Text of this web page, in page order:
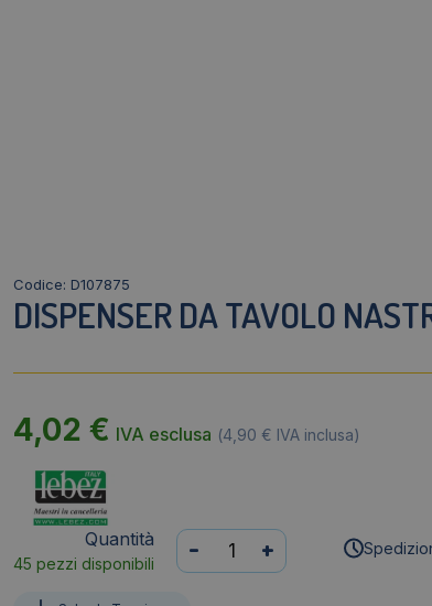
Codice: D107875
DISPENSER DA TAVOLO
4,02 € IVA esclusa (4,90 € IVA inclusa)
Quantità
45 pezzi disponibili
Dispenser
da
- +